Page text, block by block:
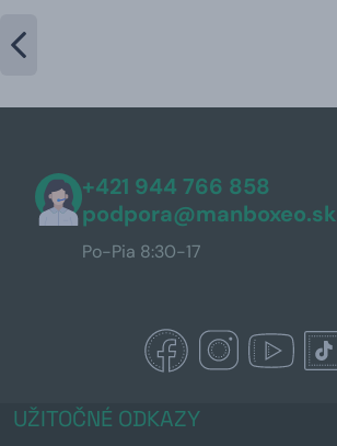
+421 944 766 858
podpora@manboxeo.sk
Po-Pia 8:30-17
UŽITOČNÉ ODKAZY